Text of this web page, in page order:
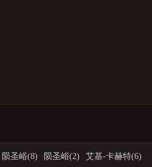
陨圣峪(8) 陨圣峪(2)
艾基-卡赫特(6)